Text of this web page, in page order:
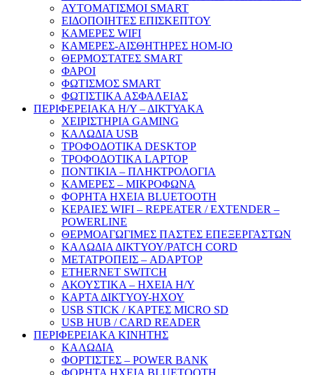
ΑΥΤΟΜΑΤΙΣΜΟΙ SMART
ΕΙΔΟΠΟΙΗΤΕΣ ΕΠΙΣΚΕΠΤΟΥ
ΚΑΜΕΡΕΣ WIFI
ΚΑΜΕΡΕΣ-ΑΙΣΘΗΤΗΡΕΣ ΗΟΜ-ΙΟ
ΘΕΡΜΟΣΤΑΤΕΣ SMART
ΦΑΡΟΙ
ΦΩΤΙΣΜΟΣ SMART
ΦΩΤΙΣΤΙΚΑ ΑΣΦΑΛΕΙΑΣ
ΠΕΡΙΦΕΡΕΙΑΚΑ Η/Υ – ΔΙΚΤΥΑΚΑ
ΧΕΙΡΙΣΤΗΡΙΑ GAMING
ΚΑΛΩΔΙΑ USB
ΤΡΟΦΟΔΟΤΙΚΑ DESKTOP
ΤΡΟΦΟΔΟΤΙΚΑ LAPTOP
ΠΟΝΤΙΚΙΑ – ΠΛΗΚΤΡΟΛΟΓΙΑ
ΚΑΜΕΡΕΣ – ΜΙΚΡΟΦΩΝΑ
ΦΟΡΗΤΑ ΗΧΕΙΑ BLUETOOTH
ΚΕΡΑΙΕΣ WIFI – REPEATER / EXTENDER –
POWERLINE
ΘΕΡΜΟΑΓΩΓΙΜΕΣ ΠΑΣΤΕΣ ΕΠΕΞΕΡΓΑΣΤΩΝ
ΚΑΛΩΔΙΑ ΔΙΚΤΥΟΥ/PATCH CORD
ΜΕΤΑΤΡΟΠΕΙΣ – ADAPTOP
ETHERNET SWITCH
ΑΚΟΥΣΤΙΚΑ – ΗΧΕΙΑ H/Y
ΚΑΡΤΑ ΔΙΚΤΥΟΥ-ΗΧΟΥ
USB STICK / ΚΑΡΤΕΣ MICRO SD
USB HUB / CARD READER
ΠΕΡΙΦΕΡΕΙΑΚΑ ΚΙΝΗΤΗΣ
ΚΑΛΩΔΙΑ
ΦΟΡΤΙΣΤΕΣ – POWER BANK
ΦΟΡΗΤΑ ΗΧΕΙΑ BLUETOOTH